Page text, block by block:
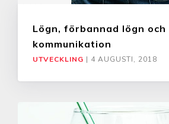
Lögn, förbannad lögn och
kommunikation
UTVECKLING | 4 AUGUSTI, 2018